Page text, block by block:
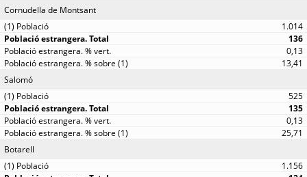
Cornudella de Montsant
1.014
136
0,13
13,41
Salomó
525
135
0,13
25,71
Botarell
1.156